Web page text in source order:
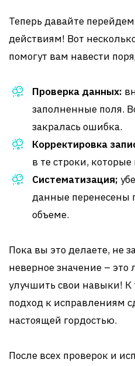
Теперь давайте
действиям! Вот
помогут вам навести
Проверка данных:
заполненные поля.
закралась ошибка.
Корректировка
в те строки,
Систематизация;
данные перенесены
объеме.
Пока вы это делаете, не
неверное значение –
улучшить свои навыки!
подход к исправлениям
настоящей гордостью.
После всех проверок и